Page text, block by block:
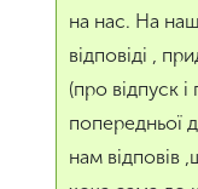
на нас. На
відповіді ,
(про відпуск
попередньої
нам відповів